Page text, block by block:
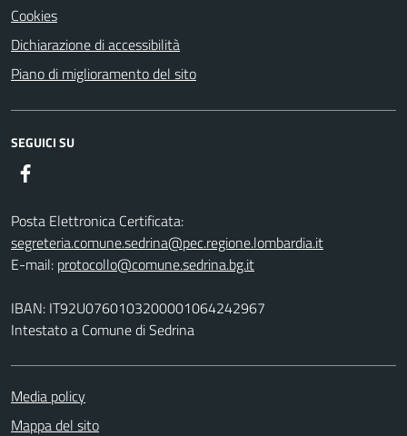
Cookies
Dichiarazione di accessibilità
Piano di miglioramento del sito
SEGUICI SU
Posta Elettronica Certificata:
segreteria.comune.sedrina@pec.regione.lombardia.it
E-mail: protocollo@comune.sedrina.bg.it
IBAN: IT92U0760103200001064242967
Intestato a Comune di Sedrina
Media policy
Mappa del sito